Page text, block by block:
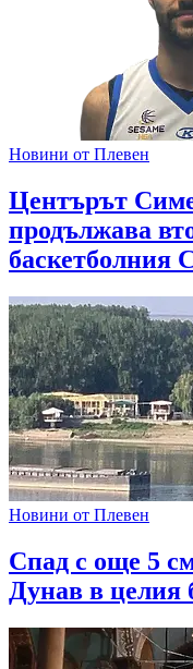
Новини от Плевен
Центърът
продължава
баскетболния
Новини от Плевен
Спад с още 5
Дунав в целия